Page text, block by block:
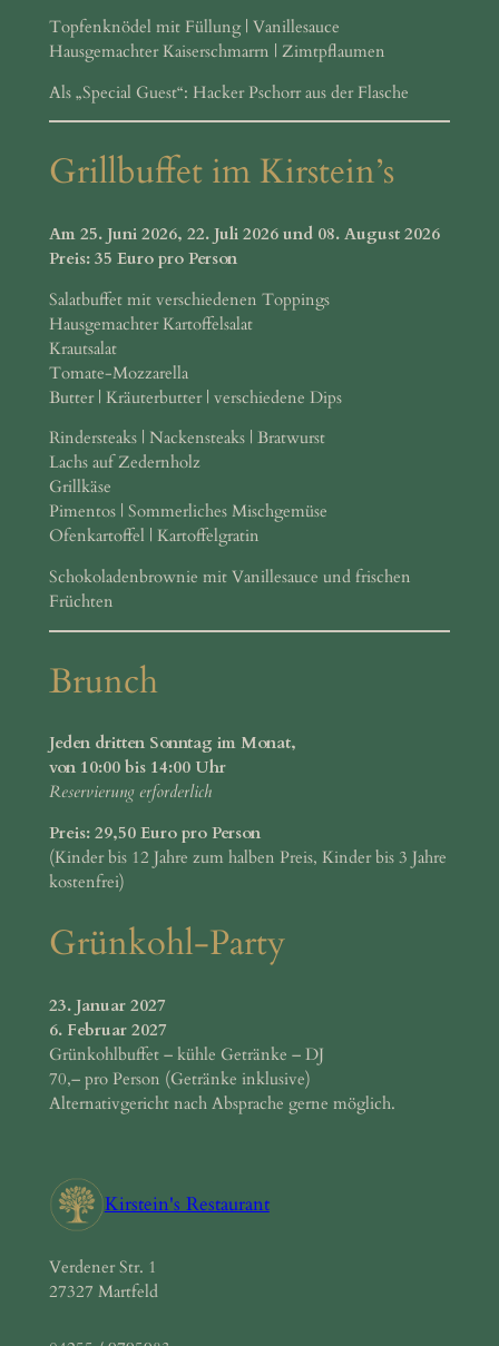
Topfenknödel mit Füllung | Vanillesauce
Hausgemachter Kaiserschmarrn | Zimtpflaumen
Als „Special Guest“: Hacker Pschorr aus der Flasche
Grillbuffet im Kirstein’s
Am 25. Juni 2026, 22. Juli 2026 und 08. August 2026
Preis: 35 Euro pro Person
Salatbuffet mit verschiedenen Toppings
Hausgemachter Kartoffelsalat
Krautsalat
Tomate-Mozzarella
Butter | Kräuterbutter | verschiedene Dips
Rindersteaks | Nackensteaks | Bratwurst
Lachs auf Zedernholz
Grillkäse
Pimentos | Sommerliches Mischgemüse
Ofenkartoffel | Kartoffelgratin
Schokoladenbrownie mit Vanillesauce und frischen
Früchten
Brunch
Jeden dritten Sonntag im Monat,
von 10:00 bis 14:00 Uhr
Reservierung erforderlich
Preis: 29,50 Euro pro Person
(Kinder bis 12 Jahre zum halben Preis, Kinder bis 3 Jahre
kostenfrei)
Grünkohl-Party
23. Januar 2027
6. Februar 2027
Grünkohlbuffet – kühle Getränke – DJ
70,– pro Person (Getränke inklusive)
Alternativgericht nach Absprache gerne möglich.
Kirstein's Restaurant
Verdener Str. 1
27327 Martfeld